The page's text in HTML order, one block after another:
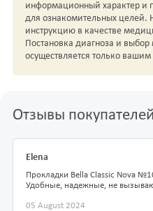
информационный характер и
для ознакомительных целей.
инструкцию в качестве
Постановка диагноза и
осуществляется только
Отзывы покупателей
Elena
Прокладки Bella Classic Nova
Удобные, надежные, не
05 August 2024